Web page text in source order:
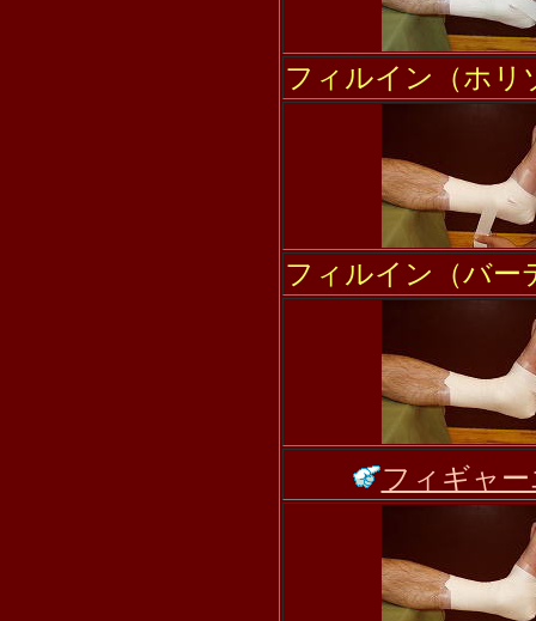
フィルイン（ホリ
フィルイン（バー
フィギャ